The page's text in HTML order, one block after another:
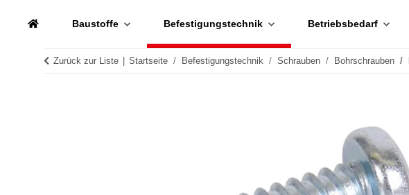
Baustoffe Befestigungstechnik Betriebsbedarf
Zurück zur Liste Startseite Befestigungstechnik Schrauben Bohrschrauben